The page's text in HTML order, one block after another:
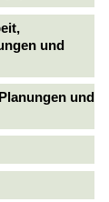
und
und